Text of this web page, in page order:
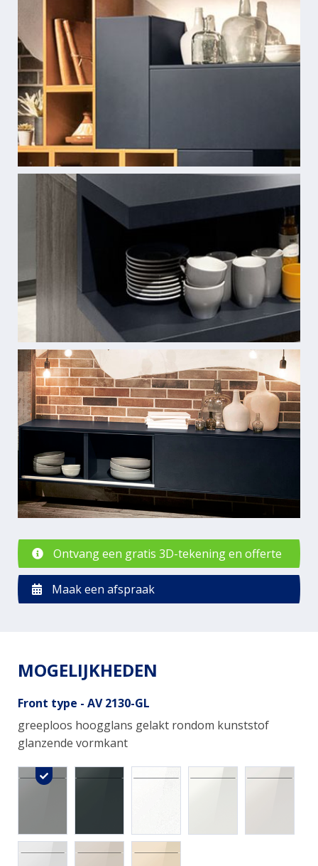
Ontvang een gratis 3D-tekening en offerte
Maak een afspraak
MOGELIJKHEDEN
Front type - AV 2130-GL
greeploos hoogglans gelakt rondom kunststof
glanzende vormkant